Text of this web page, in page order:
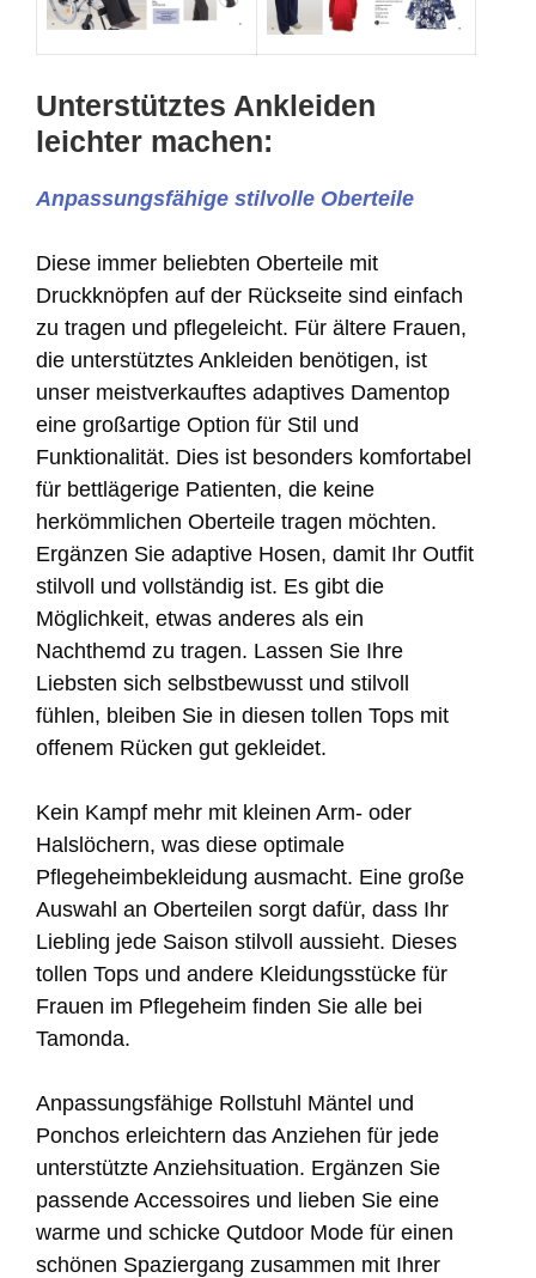
Unterstütztes Ankleiden
leichter machen:
Anpassungsfähige stilvolle Oberteile
Diese immer beliebten Oberteile mit
Druckknöpfen auf der Rückseite sind einfach
zu tragen und pflegeleicht. Für ältere Frauen,
die unterstütztes Ankleiden benötigen, ist
unser meistverkauftes adaptives Damentop
eine großartige Option für Stil und
Funktionalität. Dies ist besonders komfortabel
für bettlägerige Patienten, die keine
herkömmlichen Oberteile tragen möchten.
Ergänzen Sie adaptive Hosen, damit Ihr Outfit
stilvoll und vollständig ist. Es gibt die
Möglichkeit, etwas anderes als ein
Nachthemd zu tragen. Lassen Sie Ihre
Liebsten sich selbstbewusst und stilvoll
fühlen, bleiben Sie in diesen tollen Tops mit
offenem Rücken gut gekleidet.
Kein Kampf mehr mit kleinen Arm- oder
Halslöchern, was diese optimale
Pflegeheimbekleidung ausmacht. Eine große
Auswahl an Oberteilen sorgt dafür, dass Ihr
Liebling jede Saison stilvoll aussieht. Dieses
tollen Tops und andere Kleidungsstücke für
Frauen im Pflegeheim finden Sie alle bei
Tamonda.
Anpassungsfähige Rollstuhl Mäntel und
Ponchos erleichtern das Anziehen für jede
unterstützte Anziehsituation. Ergänzen Sie
passende Accessoires und lieben Sie eine
warme und schicke Qutdoor Mode für einen
schönen Spaziergang zusammen mit Ihrer